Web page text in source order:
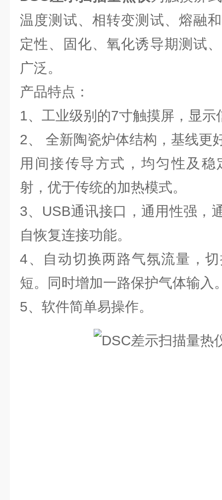
温度测试、相转变测试、熔融
定性、固化、氧化诱导期测试
广泛。
产品特点：
1、工业级别的7寸触摸屏，显示
2、 全新陶瓷炉体结构，基线更
用间接传导方式，均匀性及
射，优于传统的加热模式。
3、USB通讯接口，通用性强，
自恢复连接功能。
4、自动切换两路气氛流量，
短。同时增加一路保护气体输入
5、软件简单易操作。